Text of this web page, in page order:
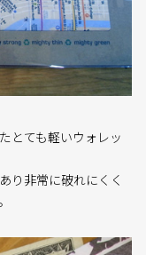
とても軽いウォレッ
り非常に破れにくく